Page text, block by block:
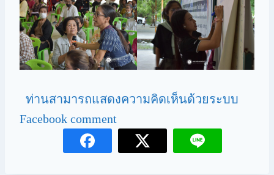
ท่านสามารถแสดงความคิดเห็นด้วยระบบ
Facebook comment